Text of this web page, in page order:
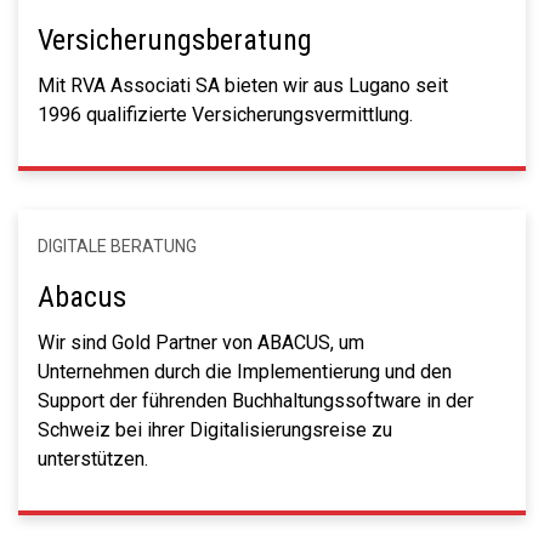
Versicherungsberatung
Mit RVA Associati SA bieten wir aus Lugano seit
1996 qualifizierte Versicherungsvermittlung.
DIGITALE BERATUNG
Abacus
Wir sind Gold Partner von ABACUS, um
Unternehmen durch die Implementierung und den
Support der führenden Buchhaltungssoftware in der
Schweiz bei ihrer Digitalisierungsreise zu
unterstützen.